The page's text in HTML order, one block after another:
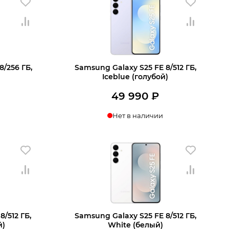
990 ₽.
990 ₽.
256 ГБ,
Samsung Galaxy S25 FE 8/512 ГБ,
Iceblue (голубой)
49 990₽
Нет в наличии
Узнать о поступлении
512 ГБ,
Samsung Galaxy S25 FE 8/512 ГБ,
White (белый)